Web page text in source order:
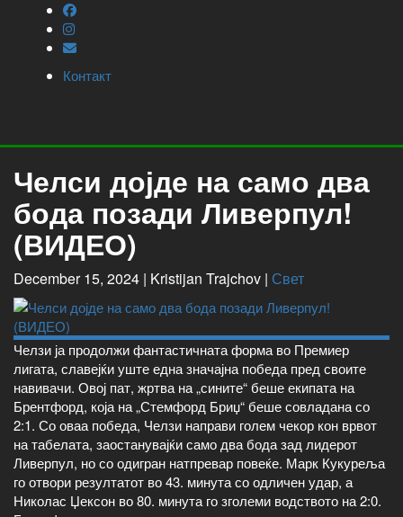
Контакт
Челси дојде на само два
бода позади Ливерпул!
(ВИДЕО)
December 15, 2024 | Kristijan Trajchov | Свет
Челзи ја продолжи фантастичната форма во Премиер
лигата, славејќи уште една значајна победа пред своите
навивачи. Овој пат, жртва на „сините“ беше екипата на
Брентфорд, која на „Стемфорд Бриџ“ беше совладана со
2:1. Со оваа победа, Челзи направи голем чекор кон врвот
на табелата, заостанувајќи само два бода зад лидерот
Ливерпул, но со одигран натпревар повеќе. Марк Кукуреља
го отвори резултатот во 43. минута со одличен удар, а
Николас Џексон во 80. минута го зголеми водството на 2:0.